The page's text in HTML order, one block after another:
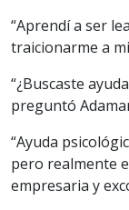
“Aprendí a ser
traicionarme a
“¿Buscaste
preguntó
“Ayuda
pero realmente
empresaria y